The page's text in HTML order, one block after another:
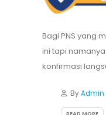
Bagi PNS yang
ini tapi
konfirmasi
ByAdmin